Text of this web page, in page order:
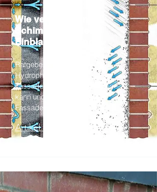
Wie verhindert man
Schimmel bei der
Einblasdämmung
Ratgeber wie die
Hydrophobierung einer
Fassade Feuchtigkeit abhalten
kann und Dämmung sowie
Fassade schützt.
Artikel lesen